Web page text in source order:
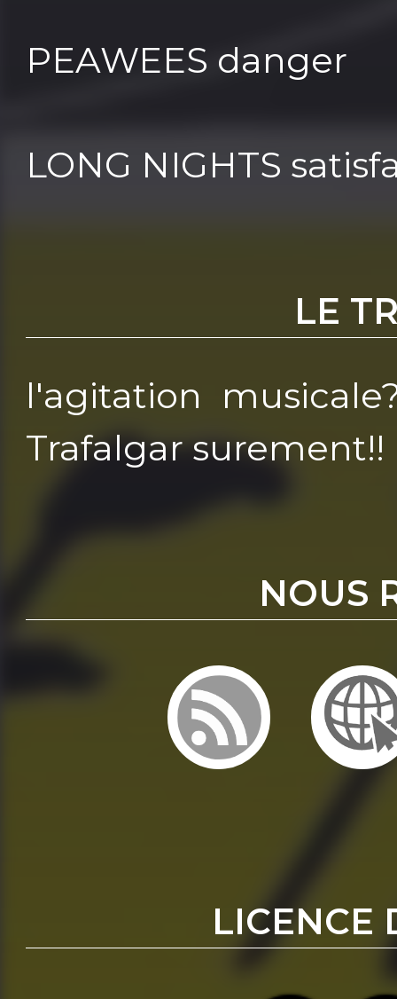
PEAWEES danger
LONG NIGHTS
LE
l'agitation
Trafalgar surement!!
NOUS
LICENCE